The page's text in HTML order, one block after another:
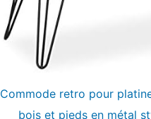
Commode retro pour
bois et pieds en métal